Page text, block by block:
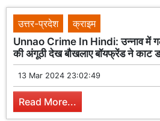
उत्तर-प्रदेश
क्राइम
Unnao Crime In Hindi: उन्नाव में
की अंगूठी देख बौखलाए बॉयफ्रेंड ने काट
13 Mar 2024 23:02:49
Read More...